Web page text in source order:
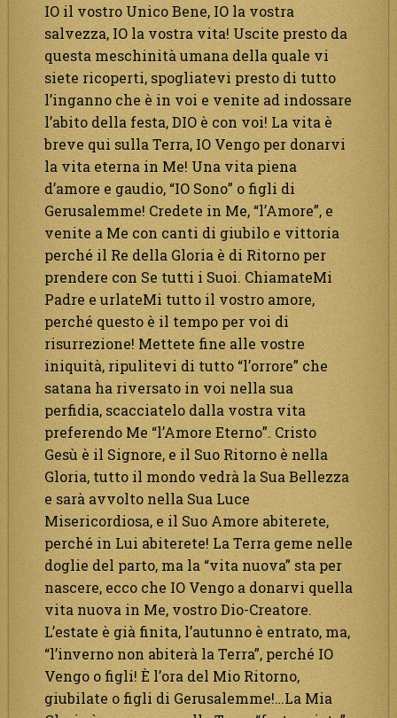
IO il vostro Unico Bene, IO la vostra
salvezza, IO la vostra vita! Uscite presto da
questa meschinità umana della quale vi
siete ricoperti, spogliatevi presto di tutto
l’inganno che è in voi e venite ad indossare
l’abito della festa, DIO è con voi! La vita è
breve qui sulla Terra, IO Vengo per donarvi
la vita eterna in Me! Una vita piena
d’amore e gaudio, “IO Sono” o figli di
Gerusalemme! Credete in Me, “l’Amore”, e
venite a Me con canti di giubilo e vittoria
perché il Re della Gloria è di Ritorno per
prendere con Se tutti i Suoi. ChiamateMi
Padre e urlateMi tutto il vostro amore,
perché questo è il tempo per voi di
risurrezione! Mettete fine alle vostre
iniquità, ripulitevi di tutto “l’orrore” che
satana ha riversato in voi nella sua
perfidia, scacciatelo dalla vostra vita
preferendo Me “l’Amore Eterno”. Cristo
Gesù è il Signore, e il Suo Ritorno è nella
Gloria, tutto il mondo vedrà la Sua Bellezza
e sarà avvolto nella Sua Luce
Misericordiosa, e il Suo Amore abiterete,
perché in Lui abiterete! La Terra geme nelle
doglie del parto, ma la “vita nuova” sta per
nascere, ecco che IO Vengo a donarvi quella
vita nuova in Me, vostro Dio-Creatore.
L’estate è già finita, l’autunno è entrato, ma,
“l’inverno non abiterà la Terra”, perché IO
Vengo o figli! È l’ora del Mio Ritorno,
giubilate o figli di Gerusalemme!…La Mia